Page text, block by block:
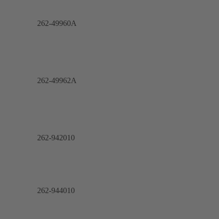
262-49960A
262-49962A
262-942010
262-944010